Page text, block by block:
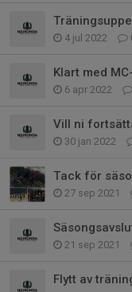
4 jul 2022
Klart med
6 apr 2022
Vill ni
30 jan 2022
Tack för
27 sep 2021
21 sep 2021
Flytt av